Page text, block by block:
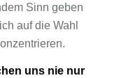
Sinn geben
auf die Wahl
uns nie nur